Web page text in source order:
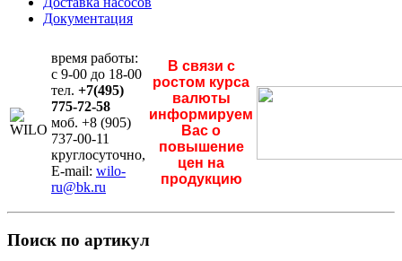
Документация
время работы:
с 9-00 до 18-00
тел. +7(495)
775-72-58
моб. +8 (905)
737-00-11
круглосуточно,
E-mail: wilo-
ru@bk.ru
В связи с
ростом курса
валюты
информируем
Вас о
повышение
цен на
продукцию
Поиск по артикул